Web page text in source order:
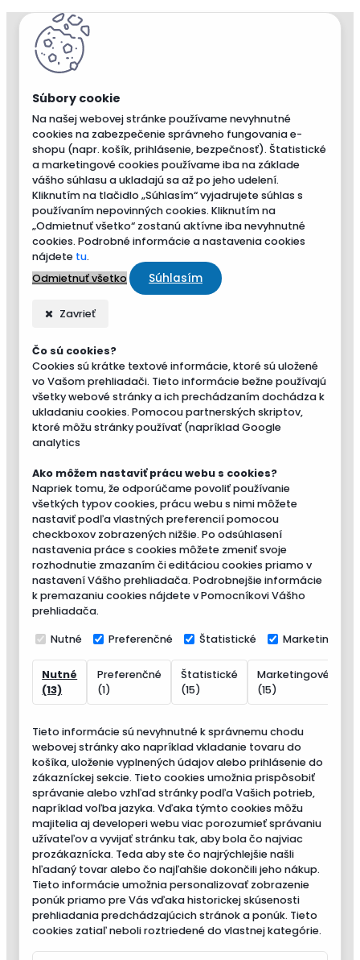
Na našej webovej stránke používame nevyhnutné
cookies na zabezpečenie správneho fungovania e-
shopu (napr. košík, prihlásenie, bezpečnosť). Štatistické
a marketingové cookies používame iba na základe
vášho súhlasu a ukladajú sa až po jeho udelení.
Kliknutím na tlačidlo „Súhlasím“ vyjadrujete súhlas s
používaním nepovinných cookies. Kliknutím na
„Odmietnuť všetko“ zostanú aktívne iba nevyhnutné
cookies. Podrobné informácie a nastavenia cookies
nájdete tu.
Odmietnuť všetko
Súhlasím
Zavrieť
Čo sú cookies?
Cookies sú krátke textové informácie, ktoré sú uložené
vo Vašom prehliadači. Tieto informácie bežne používajú
všetky webové stránky a ich prechádzaním dochádza k
ukladaniu cookies. Pomocou partnerských skriptov,
ktoré môžu stránky používať (napríklad Google
analytics
Ako môžem nastaviť prácu webu s cookies?
Napriek tomu, že odporúčame povoliť používanie
všetkých typov cookies, prácu webu s nimi môžete
nastaviť podľa vlastných preferencií pomocou
checkboxov zobrazených nižšie. Po odsúhlasení
nastavenia práce s cookies môžete zmeniť svoje
rozhodnutie zmazaním či editáciou cookies priamo v
nastavení Vášho prehliadača. Podrobnejšie informácie
k premazaniu cookies nájdete v Pomocníkovi Vášho
prehliadača.
Nutné Preferenčné Štatistické Marketingové
Nutné
(13)
Preferenčné
(1)
Štatistické
(15)
Marketingové
(15)
Tieto informácie sú nevyhnutné k správnemu chodu
webovej stránky ako napríklad vkladanie tovaru do
košíka, uloženie vyplnených údajov alebo prihlásenie do
zákazníckej sekcie. Tieto cookies umožnia prispôsobiť
správanie alebo vzhľad stránky podľa Vašich potrieb,
napríklad voľba jazyka. Vďaka týmto cookies môžu
majitelia aj developeri webu viac porozumieť správaniu
užívateľov a vyvijať stránku tak, aby bola čo najviac
prozákaznícka. Teda aby ste čo najrýchlejšie našli
hľadaný tovar alebo čo najľahšie dokončili jeho nákup.
Tieto informácie umožnia personalizovať zobrazenie
ponúk priamo pre Vás vďaka historickej skúsenosti
prehliadania predchádzajúcich stránok a ponúk. Tieto
cookies zatiaľ neboli roztriedené do vlastnej kategórie.